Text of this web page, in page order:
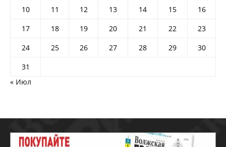
10
11 12 13 14 15
16
17
18 19 20 21 22
23
24
25 26 27 28 29
30
31
« Июл